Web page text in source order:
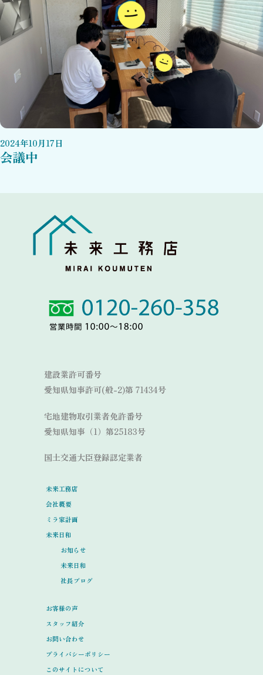
2024年10月17日
会議中
Link
建設業許可番号
愛知県知事許可(般-2)第 71434号
宅地建物取引業者免許番号
愛知県知事（1）第25183号
国土交通大臣登録認定業者
未来工務店
会社概要
ミラ家計画
未来日和
お知らせ
未来日和
社長ブログ
お客様の声
スタッフ紹介
お問い合わせ
プライバシーポリシー
このサイトについて